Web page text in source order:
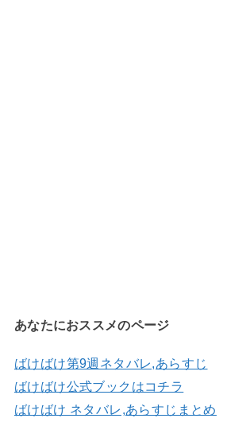
あなたにおススメのページ
ばけばけ第9週ネタバレ,あらすじ
ばけばけ公式ブックはコチラ
ばけばけ ネタバレ,あらすじまとめ